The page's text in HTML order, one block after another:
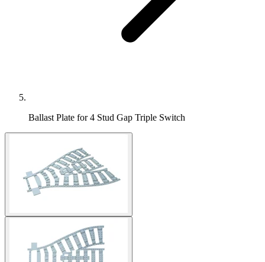
Ballast Plate for 4 Stud Gap Triple Switch